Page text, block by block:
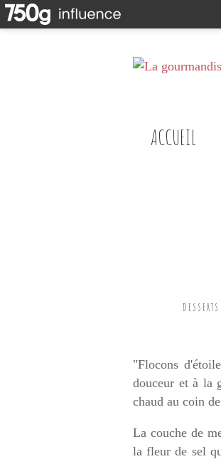
ACCUEIL
"Flocons
douceur et à la
chaud au coin
La couche de
la fleur de sel